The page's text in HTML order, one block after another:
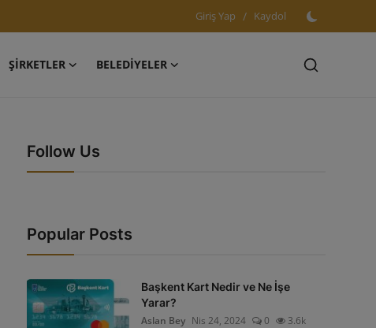
Giriş Yap / Kaydol
ŞİRKETLER
BELEDİYELER
Follow Us
Popular Posts
Başkent Kart Nedir ve Ne İşe
Yarar?
Aslan Bey Nis 24, 2024 0 3.6k